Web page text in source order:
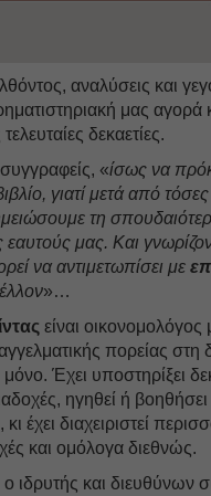
αναλύσεις και
μας αγορά
δεκαετίες.
«ίσως να
γιατί μετά από τόσες
τη
εαυτούς μας. Και
να αντιμετωπίσει με
»…
είναι
πορείας στη
μόνο. Έχει υποστηρίξει
ηγηθεί ή
έχει διαχειριστεί
και ομόλογα διεθνώς.
ιδρυτής και διευθύνων